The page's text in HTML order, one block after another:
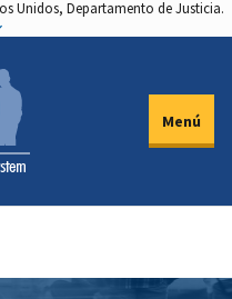
Unidos, Departamento de Justicia.
Menú